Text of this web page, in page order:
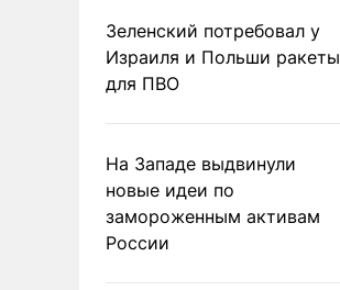
Зеленский потребовал у
Израиля и Польши ракеты
для ПВО
На Западе выдвинули
новые идеи по
замороженным активам
России